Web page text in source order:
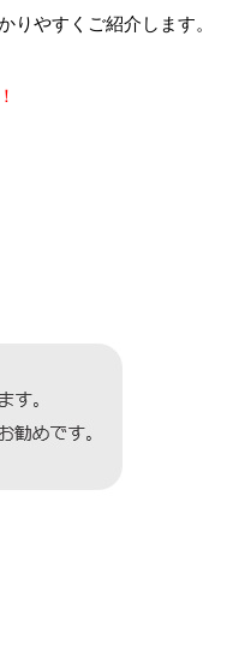
りやすくご紹介します。